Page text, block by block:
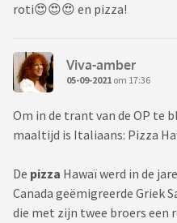
roti😍😍😍 en pizza!
Viva-amber
05-09-2021 om 17:36
Om in de trant van de OP te
maaltijd is Italiaans: Pizza
De pizza Hawaï werd in de
Canada geëmigreerde Griek
die met zijn twee broers een